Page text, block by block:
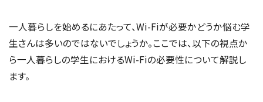
一人暮らしを始めるにあたって、Wi-Fiが必要かどうか悩む学
生さんは多いのではないでしょうか。ここでは、以下の視点か
ら一人暮らしの学生におけるWi-Fiの必要性について解説し
ます。